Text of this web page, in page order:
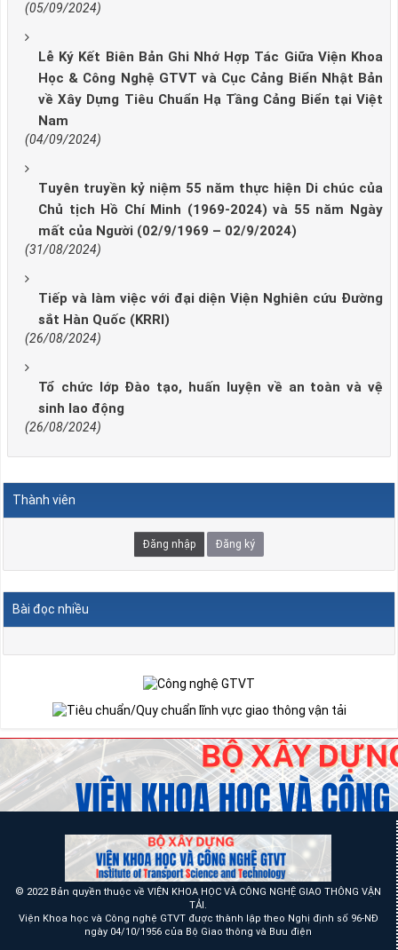
(05/09/2024)
Lễ Ký Kết Biên Bản Ghi Nhớ Hợp Tác Giữa Viện Khoa
Học & Công Nghệ GTVT và Cục Cảng Biển Nhật Bản
về Xây Dựng Tiêu Chuẩn Hạ Tầng Cảng Biển tại Việt
Nam
(04/09/2024)
Tuyên truyền kỷ niệm 55 năm thực hiện Di chúc của
Chủ tịch Hồ Chí Minh (1969-2024) và 55 năm Ngày
mất của Người (02/9/1969 – 02/9/2024)
(31/08/2024)
Tiếp và làm việc với đại diện Viện Nghiên cứu Đường
sắt Hàn Quốc (KRRI)
(26/08/2024)
Tổ chức lớp Đào tạo, huấn luyện về an toàn và vệ
sinh lao động
(26/08/2024)
Thành viên
Đăng nhập Đăng ký
Bài đọc nhiều
© 2022 Bản quyền thuộc về VIỆN KHOA HỌC VÀ CÔNG NGHỆ GIAO THÔNG VẬN
TẢI.
Viện Khoa học và Công nghệ GTVT được thành lập theo Nghị định số 96-NĐ
ngày 04/10/1956 của Bộ Giao thông và Bưu điện